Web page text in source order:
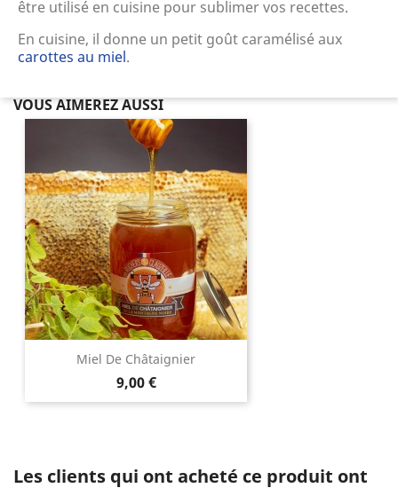
être utilisé en cuisine pour sublimer vos recettes.
En cuisine, il donne un petit goût caramélisé aux
carottes au miel.
VOUS AIMEREZ AUSSI
Miel De Châtaignier
Prix
9,00 €
Les clients qui ont acheté ce produit ont